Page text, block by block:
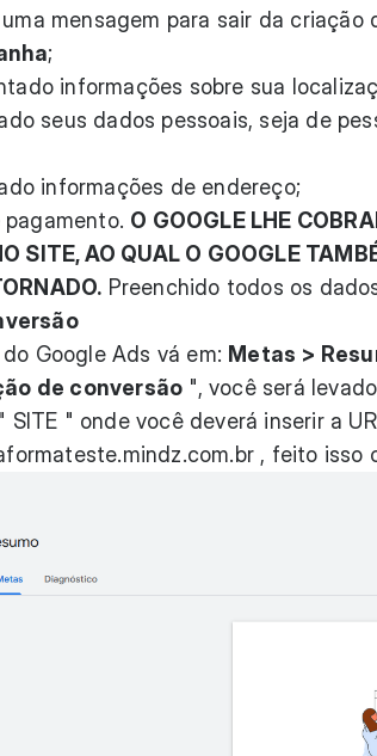
mensagem para sair da criação
;
informações sobre sua
seus dados pessoais, seja de
informações de endereço;
O GOOGLE LHE
SITE, AO QUAL O GOOGLE
Preenchido todos os
Google Ads vá em: Metas >
de conversão ", você será
" onde você deverá inserir a
, feito isso